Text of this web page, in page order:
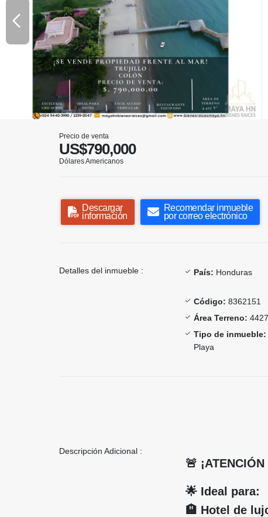
Precio de venta
US$790,000
Dólares Americanos
Descargar
información
Recomendar inmueble
por correo electrónico
Detalles del inmueble : País: Honduras
Código: 8362151
Área Terreno:
Tipo de inmueble:
Playa
Descripción Adicional :
🚨
🌟 Ideal para:
🏨 Hotel de